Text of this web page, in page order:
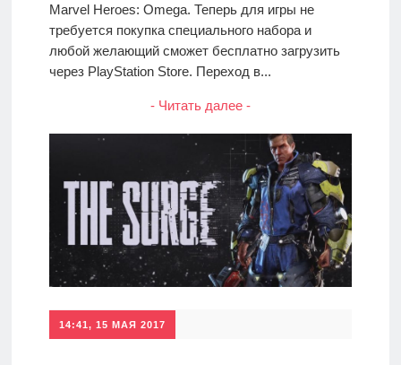
Marvel Heroes: Omega. Теперь для игры не
требуется покупка специального набора и
любой желающий сможет бесплатно загрузить
через PlayStation Store. Переход в...
- Читать далее -
14:41, 15 МАЯ 2017